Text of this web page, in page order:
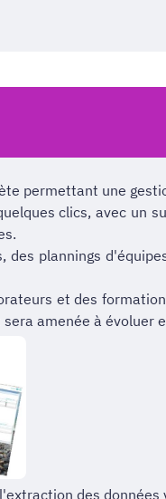
permettant une
clics, avec un
plannings
et des
amenée à évoluer
des